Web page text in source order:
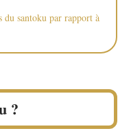
du santoku par rapport à
?